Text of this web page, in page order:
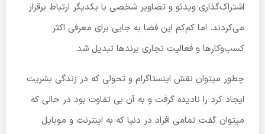
اشتراک‌گذاری ویدئو و تصاویر شخصی با یکدیگر ارتباط برقرار
می‌کردند. اما کم‌کم این فضا به جایی برای معرفی اکثر
کسب‌وکارها و فعالیت تجاری برندها تبدیل شد.
چطور میتوان نقش اینستاگرام و تحولی که در زندگی بشریت
ایجاد کرد را نادیده گرفت و به آن بی تفاوت بود در حالی که
میتوان گفت تمامی افراد در دنیا که به اینترنت و موبایل